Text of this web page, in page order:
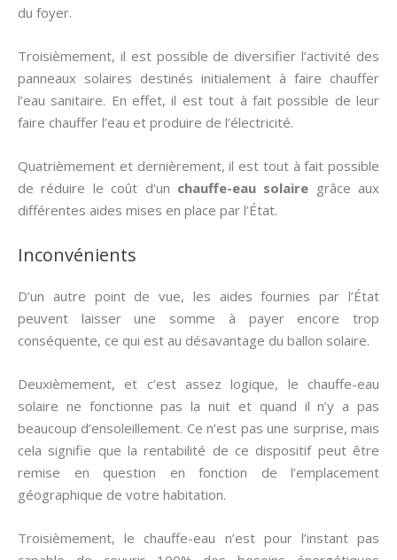
du foyer.
Troisièmement, il est possible de diversifier l’activité des
panneaux solaires destinés initialement à faire chauffer
l’eau sanitaire. En effet, il est tout à fait possible de leur
faire chauffer l’eau et produire de l’électricité.
Quatrièmement et dernièrement, il est tout à fait possible
de réduire le coût d’un chauffe-eau solaire grâce aux
différentes aides mises en place par l’État.
Inconvénients
D’un autre point de vue, les aides fournies par l’État
peuvent laisser une somme à payer encore trop
conséquente, ce qui est au désavantage du ballon solaire.
Deuxièmement, et c’est assez logique, le chauffe-eau
solaire ne fonctionne pas la nuit et quand il n’y a pas
beaucoup d’ensoleillement. Ce n’est pas une surprise, mais
cela signifie que la rentabilité de ce dispositif peut être
remise en question en fonction de l’emplacement
géographique de votre habitation.
Troisièmement, le chauffe-eau n’est pour l’instant pas